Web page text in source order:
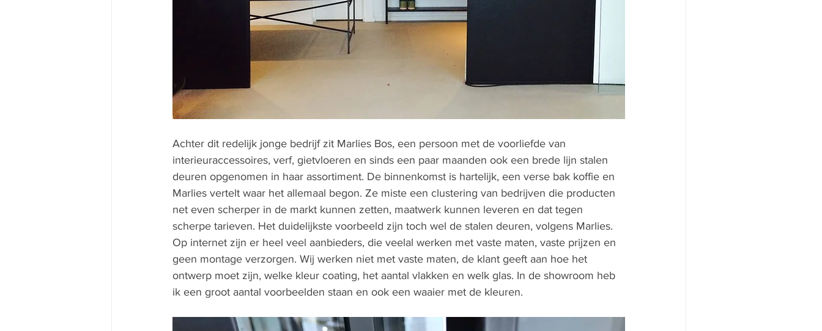
Achter dit redelijk jonge bedrijf zit Marlies Bos, een persoon met de voorliefde van
interieuraccessoires, verf, gietvloeren en sinds een paar maanden ook een brede lijn stalen
deuren opgenomen in haar assortiment. De binnenkomst is hartelijk, een verse bak koffie en
Marlies vertelt waar het allemaal begon. Ze miste een clustering van bedrijven die producten
net even scherper in de markt kunnen zetten, maatwerk kunnen leveren en dat tegen
scherpe tarieven. Het duidelijkste voorbeeld zijn toch wel de stalen deuren, volgens Marlies.
Op internet zijn er heel veel aanbieders, die veelal werken met vaste maten, vaste prijzen en
geen montage verzorgen. Wij werken niet met vaste maten, de klant geeft aan hoe het
ontwerp moet zijn, welke kleur coating, het aantal vlakken en welk glas. In de showroom heb
ik een groot aantal voorbeelden staan en ook een waaier met de kleuren.